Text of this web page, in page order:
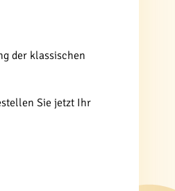
der klassischen
Sie jetzt Ihr